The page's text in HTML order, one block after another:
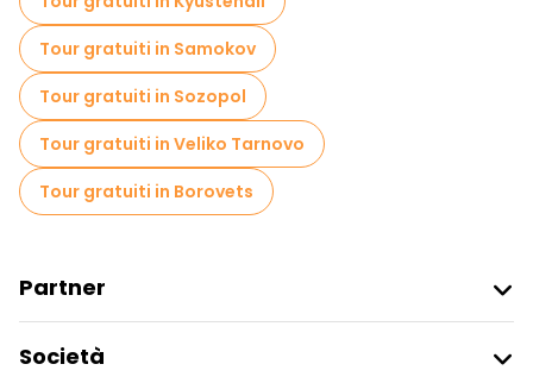
Visite al mercato in Sofia
Tour di degustazione locali in Sofia
Gite giornaliere gratuite a Sofia
Tour in bicicletta a Sofia
Tour gratuiti nelle vicinanze Ivan Vazov National Theater
Tour gratuiti nelle vicinanze Boyana Church
Tour gratuiti in Samokov
Tour gratuiti in Sozopol
Tour gratuiti in Veliko Tarnovo
Tour gratuiti in Borovets
Partner
Accesso Del Fornitore
Società